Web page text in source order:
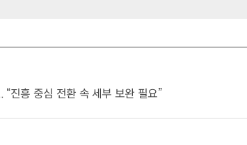
진흥 중심 전환 속 세부 보완 필요”